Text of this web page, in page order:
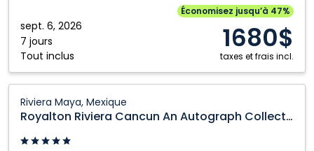
sept. 6, 2026
7 jours
Tout inclus
Économisez jusqu’à 47%
1680$
taxes et frais incl.
Mexique
Riviera Maya, Mexique
Royalton Riviera Cancun An Autograph Collection All Inclusive Resort and Casino
Riviera
Cancun
An